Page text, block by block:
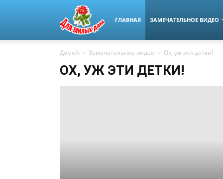
ГЛАВНАЯ ЗАМЕЧАТЕЛЬНОЕ ВИДЕО
Домой Замечательное видео Ох, уж эти детки!
ОХ, УЖ ЭТИ ДЕТКИ!